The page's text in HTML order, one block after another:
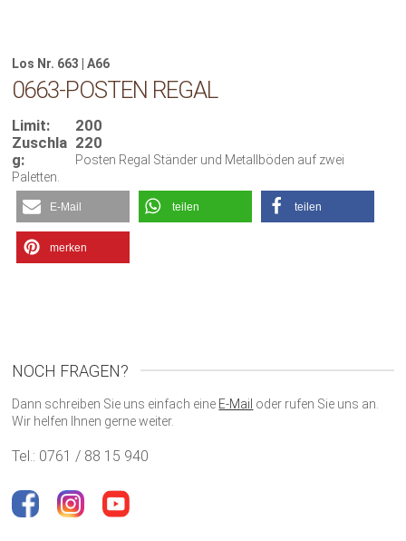
Los Nr. 663 | A66
0663-POSTEN REGAL
Limit:
200
Zuschla
g:
220
Posten Regal Ständer und Metallböden auf zwei
Paletten.
E-Mail teilen teilen
merken
NOCH FRAGEN?
Dann schreiben Sie uns einfach eine E-Mail oder rufen Sie uns an.
Wir helfen Ihnen gerne weiter.
Tel.: 0761 / 88 15 940